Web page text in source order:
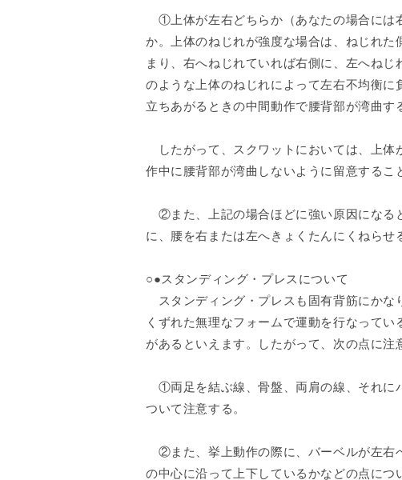
①上体が左右どちらか（あなたの場合には
か。上体のねじれが強度な場合は、ねじれ
まり、右へねじれていれば右側に、左へね
のような上体のねじれによって左右不均衡に
立ちあがるときの中間動作で腰背部が湾曲す
したがって、スクワットにおいては、上体
作中に腰背部が湾曲しないように留意するこ
②また、上記の場合ほどに強い原因になる
に、腰を右または左へきょくたんにくねらせ
○●スタンディング・プレスについて
スタンディング・プレスも固有背筋にかな
くずれた無理なフォームで運動を行なって
があるといえます。したがって、次の点に注
①両足を結ぶ線、骨盤、両肩の線、それに
ついて注意する。
②また、挙上動作の際に、バーベルが左右
の中心に沿って上下しているかなどの点につ